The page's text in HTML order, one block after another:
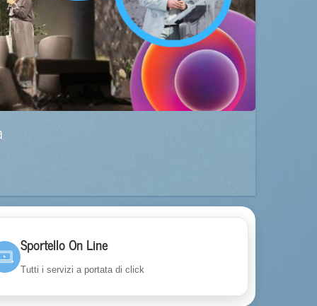
Sportello On Line
Tutti i servizi a portata di click